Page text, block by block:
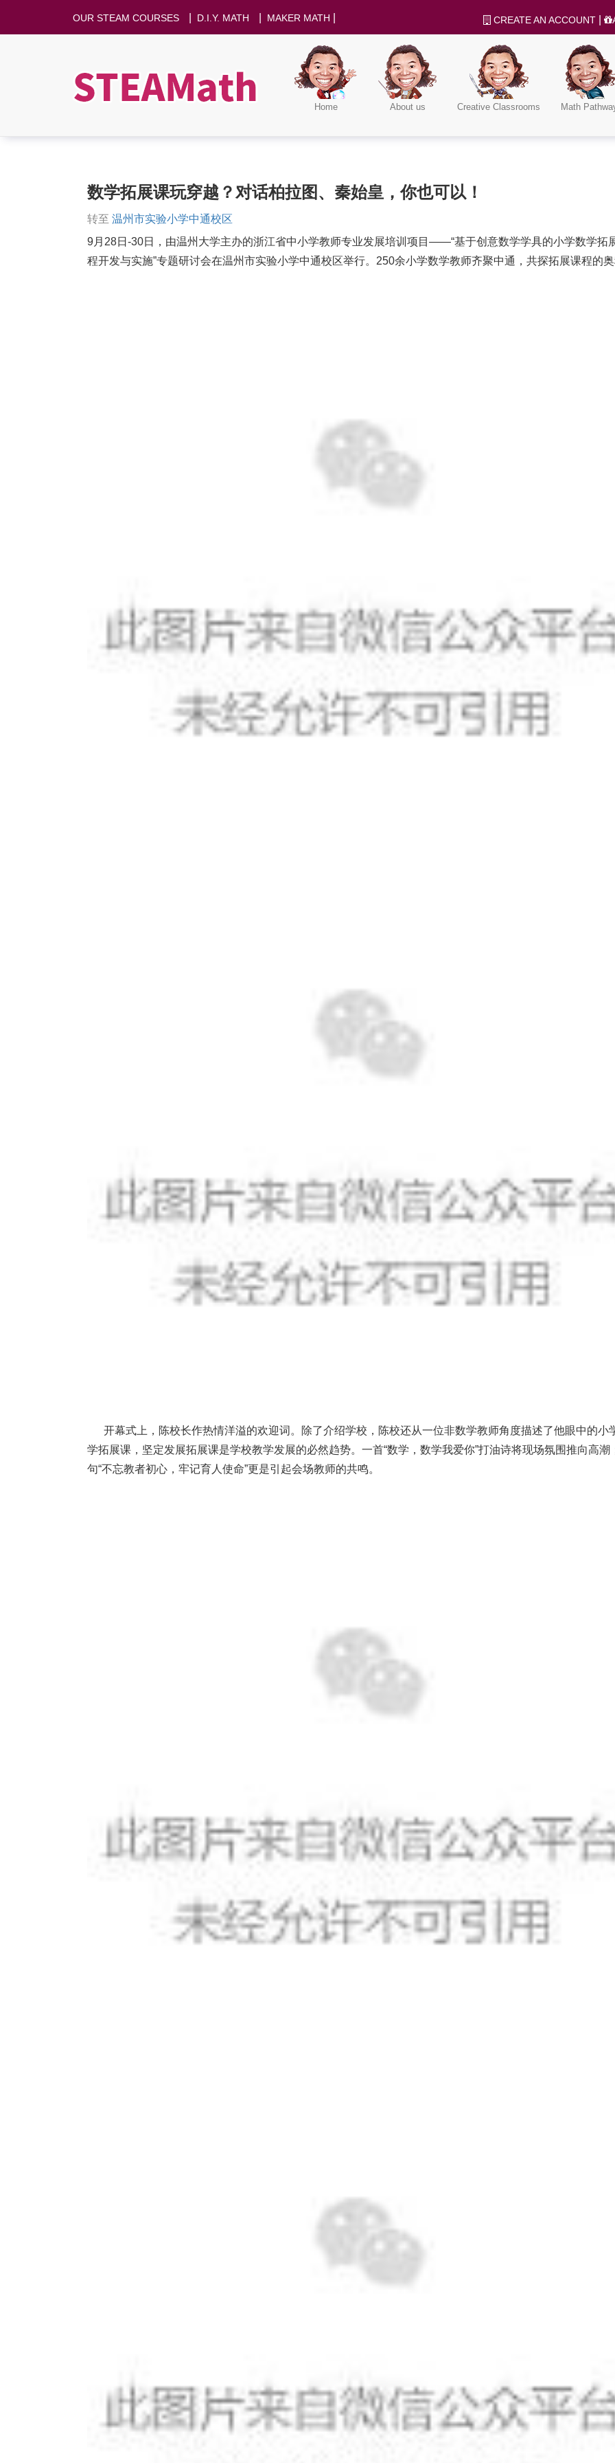
OUR STEAM COURSES D.I.Y. MATH MAKER MATH CREATE AN ACCOUNT
Home About us Creative Classrooms Math
数学拓展课玩穿越？对话柏拉图、秦始皇，你也可以！
转至 温州市实验小学中通校区
9月28日-30日，由温州大学主办的浙江省中小学教师专业发展培训项目——“基于创意数学学具的小学数学拓
程开发与实施”专题研讨会在温州市实验小学中通校区举行。250余小学数学教师齐聚中通，共探拓展课程的奥
开幕式上，陈校长作热情洋溢的欢迎词。除了介绍学校，陈校还从一位非数学教师角度描述了他眼中的小
学拓展课，坚定发展拓展课是学校教学发展的必然趋势。一首“数学，数学我爱你”打油诗将现场氛围推向高潮
句“不忘教者初心，牢记育人使命”更是引起会场教师的共鸣。